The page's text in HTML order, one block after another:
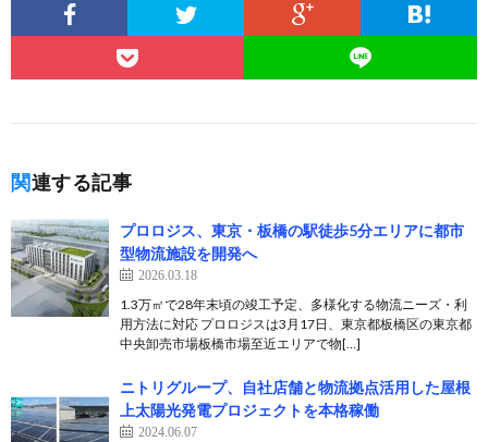
関連する記事
プロロジス、東京・板橋の駅徒歩5分エリアに都市
型物流施設を開発へ
2026.03.18
1.3万㎡で28年末頃の竣工予定、多様化する物流ニーズ・利
用方法に対応 プロロジスは3月17日、東京都板橋区の東京都
中央卸売市場板橋市場至近エリアで物[…]
ニトリグループ、自社店舗と物流拠点活用した屋根
上太陽光発電プロジェクトを本格稼働
2024.06.07